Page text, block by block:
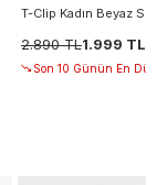
T-Clip Kadın Beyaz
2.890 TL1.999 TL
Son 10 Günün En